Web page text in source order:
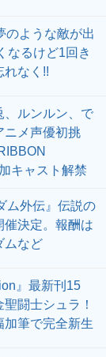
のような敵が出
なるけど1回き
れなく!!
、ルンルン、で
ニメ声優初挑
キャスト解禁
ム外伝』伝説の
催決定。報酬は
ムなど
』最新刊15
闘士シュラ！
加筆で完全新生